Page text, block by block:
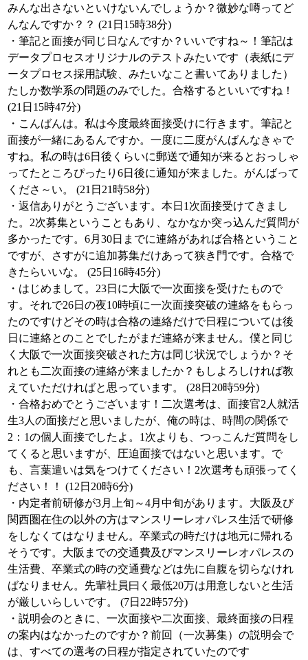
みんな出さないといけないんでしょうか？微妙な噂ってど
んなんですか？？ (21日15時38分)
・筆記と面接が同じ日なんですか？いいですね～！筆記は
データプロセスオリジナルのテストみたいです（表紙にデ
ータプロセス採用試験、みたいなこと書いてありました）
たしか数学系の問題のみでした。合格するといいですね！
(21日15時47分)
・こんばんは。私は今度最終面接受けに行きます。筆記と
面接が一緒にあるんですか。一度に二度がんばんなきゃで
すね。私の時は6日後くらいに郵送で通知が来るとおっしゃ
ってたところぴったり6日後に通知が来ました。がんばって
くださ～い。 (21日21時58分)
・返信ありがとうございます。本日1次面接受けてきまし
た。2次募集ということもあり、なかなか突っ込んだ質問が
多かったです。6月30日までに連絡があれば合格ということ
ですが、さすがに追加募集だけあって狭き門です。合格で
きたらいいな。 (25日16時45分)
・はじめまして。23日に大阪で一次面接を受けたもので
す。それで26日の夜10時頃に一次面接突破の連絡をもらっ
たのですけどその時は合格の連絡だけで日程については後
日に連絡とのことでしたがまだ連絡が来ません。僕と同じ
く大阪で一次面接突破された方は同じ状況でしょうか？そ
れとも二次面接の連絡が来ましたか？もしよろしければ教
えていただければと思っています。 (28日20時59分)
・合格おめでとうございます！二次選考は、面接官2人就活
生3人の面接だと思いましたが、俺の時は、時間の関係で
2：1の個人面接でしたよ。1次よりも、つっこんだ質問をし
てくると思いますが、圧迫面接ではないと思います。で
も、言葉遣いは気をつけてください！2次選考も頑張ってく
ださい！！ (12日20時6分)
・内定者前研修が3月上旬～4月中旬があります。大阪及び
関西圏在住の以外の方はマンスリーレオパレス生活で研修
をしなくてはなりません。卒業式の時だけは地元に帰れる
そうです。大阪までの交通費及びマンスリーレオパレスの
生活費、卒業式の時の交通費などは先に自腹を切らなけれ
ばなりません。先輩社員曰く最低20万は用意しないと生活
が厳しいらしいです。 (7日22時57分)
・説明会のときに、一次面接や二次面接、最終面接の日程
の案内はなかったのですか？前回（一次募集）の説明会で
は、すべての選考の日程が指定されていたのです